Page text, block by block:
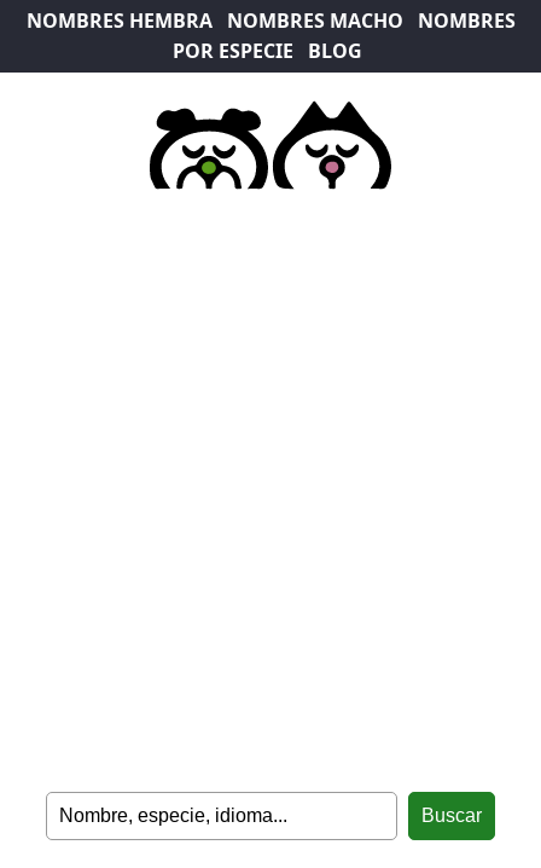
NOMBRES HEMBRA NOMBRES MACHO
NOMBRES
POR ESPECIE
BLOG